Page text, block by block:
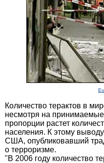
Количество терактов в
несмотря на
пропорции растет
населения. К этому
США, опубликовавший
о терроризме.
"В 2006 году количество